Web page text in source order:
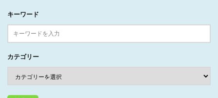
キーワード
カテゴリー